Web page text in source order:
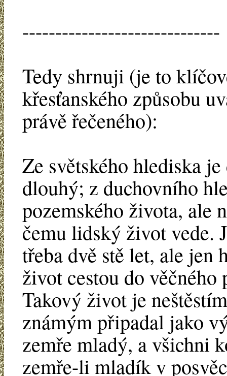
------------------------------
Tedy shrnuji (je to
křesťanského způsobu
právě řečeného):
Ze světského hlediska
dlouhý; z duchovního
pozemského života, ale
čemu lidský život vede.
třeba dvě stě let, ale jen
život cestou do
Takový život je
známým připadal jako
zemře mladý, a všichni
zemře-li mladík v